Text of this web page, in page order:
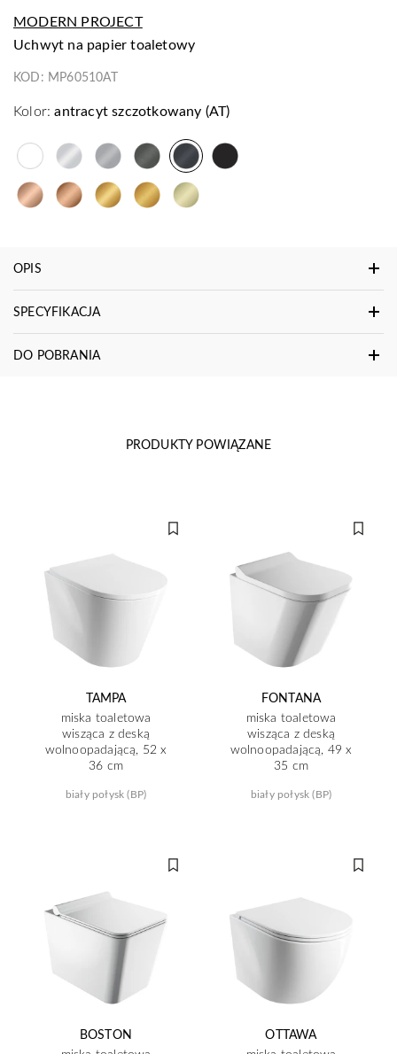
MODERN PROJECT
uchwyt na papier toaletowy
KOD: MP60510AT
Kolor: antracyt szczotkowany (AT)
OPIS
SPECYFIKACJA
DO POBRANIA
PRODUKTY POWIĄZANE
TAMPA
miska toaletowa
wisząca z deską
wolnoopadającą, 52 x
36 cm
biały połysk (BP)
FONTANA
miska toaletowa
wisząca z deską
wolnoopadającą, 49 x
35 cm
biały połysk (BP)
BOSTON
OTTAWA